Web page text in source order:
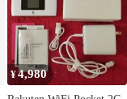
¥4,980